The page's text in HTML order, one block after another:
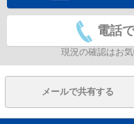
電話
現況の確認はお
メールで共有する